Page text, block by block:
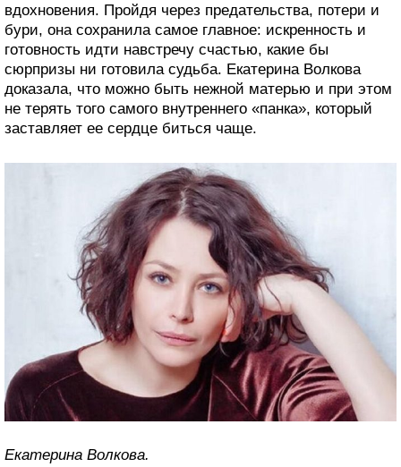
вдохновения. Пройдя через предательства, потери и
бури, она сохранила самое главное: искренность и
готовность идти навстречу счастью, какие бы
сюрпризы ни готовила судьба. Екатерина Волкова
доказала, что можно быть нежной матерью и при этом
не терять того самого внутреннего «панка», который
заставляет ее сердце биться чаще.
Екатерина Волкова.